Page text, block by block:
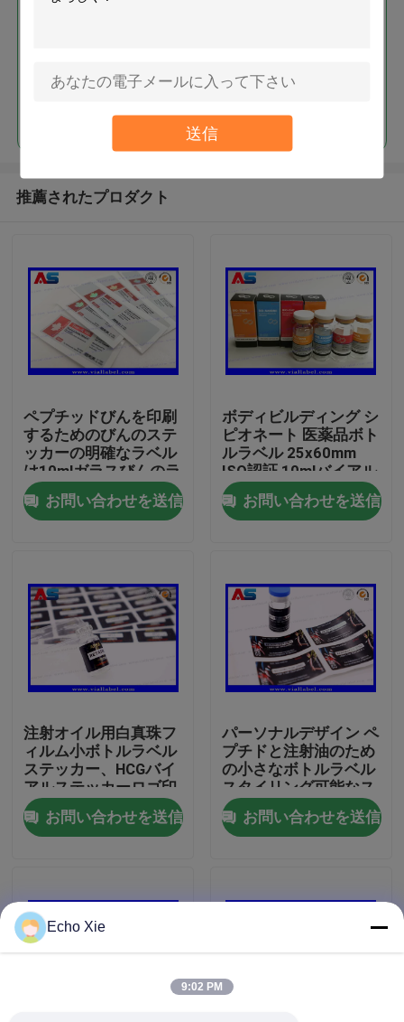
送信
家
私達について
工場旅行
品質管理
私達に連絡しなさい
引用を要求しなさい
10mL ガラスびんのラベル
10ml ガラスびん箱
推薦されたプロダクト
ペプチッドびんを印刷
するためのびんのステ
ッカーの明確なラベル
は10mlガラスびんのラ
ベルを小さいびんのラ
ベルと分類する
お問い合わせを送信
ボディビルディング シ
ピオネート 医薬品ボト
ルラベル 25x60mm
ISO認証 10mlバイアル
用
お問い合わせを送信
注射オイル用白真珠フ
ィルム小ボトルラベル
ステッカー、HCGバイ
アルステッカーロゴ印
刷カスタマイズ
お問い合わせを送信
パーソナルデザイン ペ
プチドと注射油のため
の小さなボトルラベル
スタイリング可能なス
テッカー
お問い合わせを送信
Echo Xie
9:02 PM